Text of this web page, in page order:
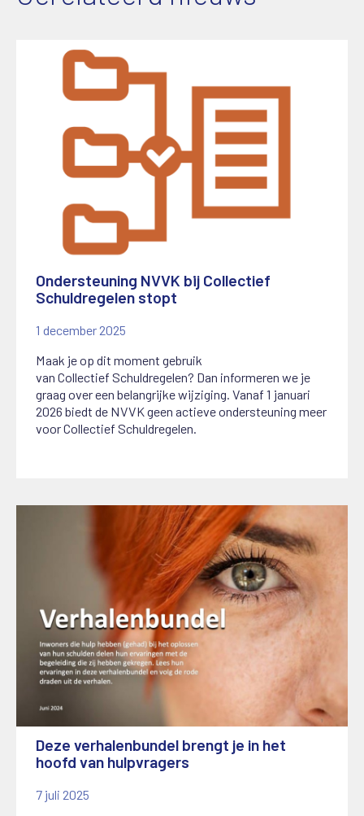
Ondersteuning NVVK bij Collectief
Schuldregelen stopt
1 december 2025
Maak je op dit moment gebruik
vanCollectiefSchuldregelen? Dan informeren we je
graag over een belangrijke wijziging. Vanaf 1 januari
2026 biedt de NVVK geen actieve ondersteuning meer
voor Collectief Schuldregelen.
Deze verhalenbundel brengt je in het
hoofd van hulpvragers
7 juli 2025